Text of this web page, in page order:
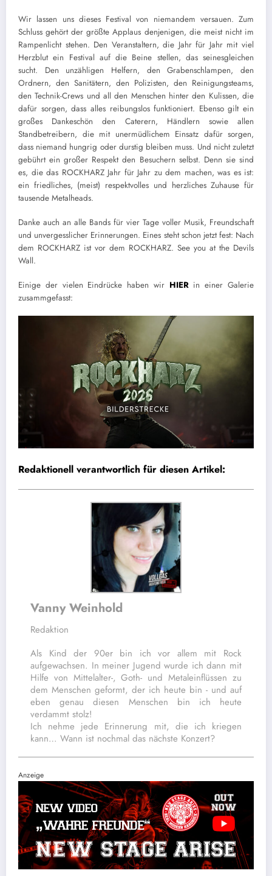
Wir lassen uns dieses Festival von niemandem versauen. Zum
Schluss gehört der größte Applaus denjenigen, die meist nicht im
Rampenlicht stehen. Den Veranstaltern, die Jahr für Jahr mit viel
Herzblut ein Festival auf die Beine stellen, das seinesgleichen
sucht. Den unzähligen Helfern, den Grabenschlampen, den
Ordnern, den Sanitätern, den Polizisten, den Reinigungsteams,
den Technik-Crews und all den Menschen hinter den Kulissen, die
dafür sorgen, dass alles reibungslos funktioniert. Ebenso gilt ein
großes Dankeschön den Caterern, Händlern sowie allen
Standbetreibern, die mit unermüdlichem Einsatz dafür sorgen,
dass niemand hungrig oder durstig bleiben muss. Und nicht zuletzt
gebührt ein großer Respekt den Besuchern selbst. Denn sie sind
es, die das ROCKHARZ Jahr für Jahr zu dem machen, was es ist:
ein friedliches, (meist) respektvolles und herzliches Zuhause für
tausende Metalheads.
Danke auch an alle Bands für vier Tage voller Musik, Freundschaft
und unvergesslicher Erinnerungen. Eines steht schon jetzt fest: Nach
dem ROCKHARZ ist vor dem ROCKHARZ. See you at the Devils
Wall.
Einige der vielen Eindrücke haben wir HIERin einer Galerie
zusammgefasst:
Redaktionell verantwortlich für diesen Artikel:
Vanny Weinhold
Redaktion
Als Kind der 90er bin ich vor allem mit Rock
aufgewachsen. In meiner Jugend wurde ich dann mit
Hilfe von Mittelalter-, Goth- und Metaleinflüssen zu
dem Menschen geformt, der ich heute bin - und auf
eben genau diesen Menschen bin ich heute
verdammt stolz!
Ich nehme jede Erinnerung mit, die ich kriegen
kann… Wann ist nochmal das nächste Konzert?
Anzeige